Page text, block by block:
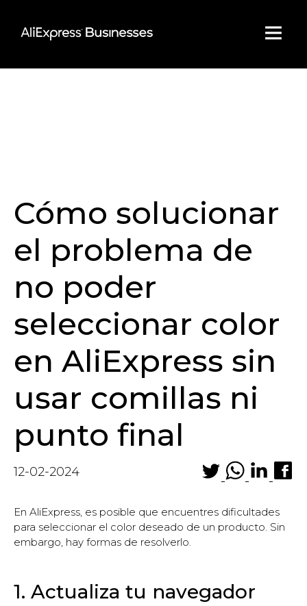
content
Cómo solucionar
el problema de
no poder
seleccionar color
en AliExpress sin
usar comillas ni
punto final
12-02-2024
En AliExpress, es posible que encuentres dificultades
para seleccionar el color deseado de un producto. Sin
embargo, hay formas de resolverlo.
1. Actualiza tu navegador